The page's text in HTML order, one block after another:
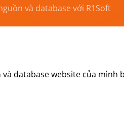
và database với R1Soft
database website của mình